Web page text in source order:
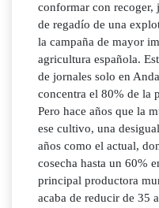
conformar con recoger,
de regadío de una
la campaña de mayor
agricultura española.
de jornales solo en
concentra el 80% de la
Pero hace años que la
ese cultivo, una
años como el actual,
cosecha hasta un 60%
principal productora
acaba de reducir de 35